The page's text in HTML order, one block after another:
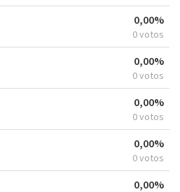
0,00%
0 votos
0,00%
0 votos
0,00%
0 votos
0,00%
0 votos
0,00%